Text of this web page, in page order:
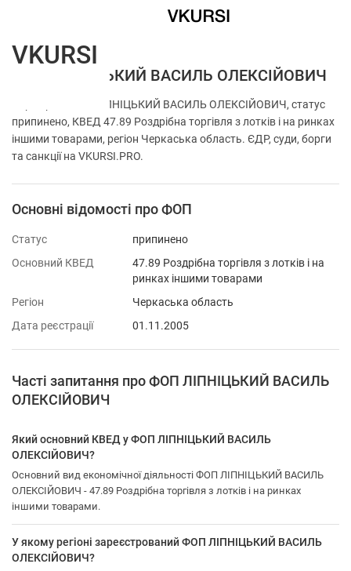
ФОП ЛІПНІЦЬКИЙ ВАСИЛЬ ОЛЕКСІЙОВИЧ
Перевірка ФОП ЛІПНІЦЬКИЙ ВАСИЛЬ ОЛЕКСІЙОВИЧ, статус
припинено, КВЕД 47.89 Роздрібна торгівля з лотків і на ринках
іншими товарами, регіон Черкаська область. ЄДР, суди, борги
та санкції на VKURSI.PRO.
Основні відомості про ФОП
Статус
припинено
Основний КВЕД
47.89 Роздрібна торгівля з лотків і на
ринках іншими товарами
Регіон
Черкаська область
Дата реєстрації
01.11.2005
Часті запитання про ФОП ЛІПНІЦЬКИЙ ВАСИЛЬ
ОЛЕКСІЙОВИЧ
Який основний КВЕД у ФОП ЛІПНІЦЬКИЙ ВАСИЛЬ
ОЛЕКСІЙОВИЧ?
Основний вид економічної діяльності ФОП ЛІПНІЦЬКИЙ ВАСИЛЬ
ОЛЕКСІЙОВИЧ - 47.89 Роздрібна торгівля з лотків і на ринках
іншими товарами.
У якому регіоні зареєстрований ФОП ЛІПНІЦЬКИЙ ВАСИЛЬ
ОЛЕКСІЙОВИЧ?
VKURSI